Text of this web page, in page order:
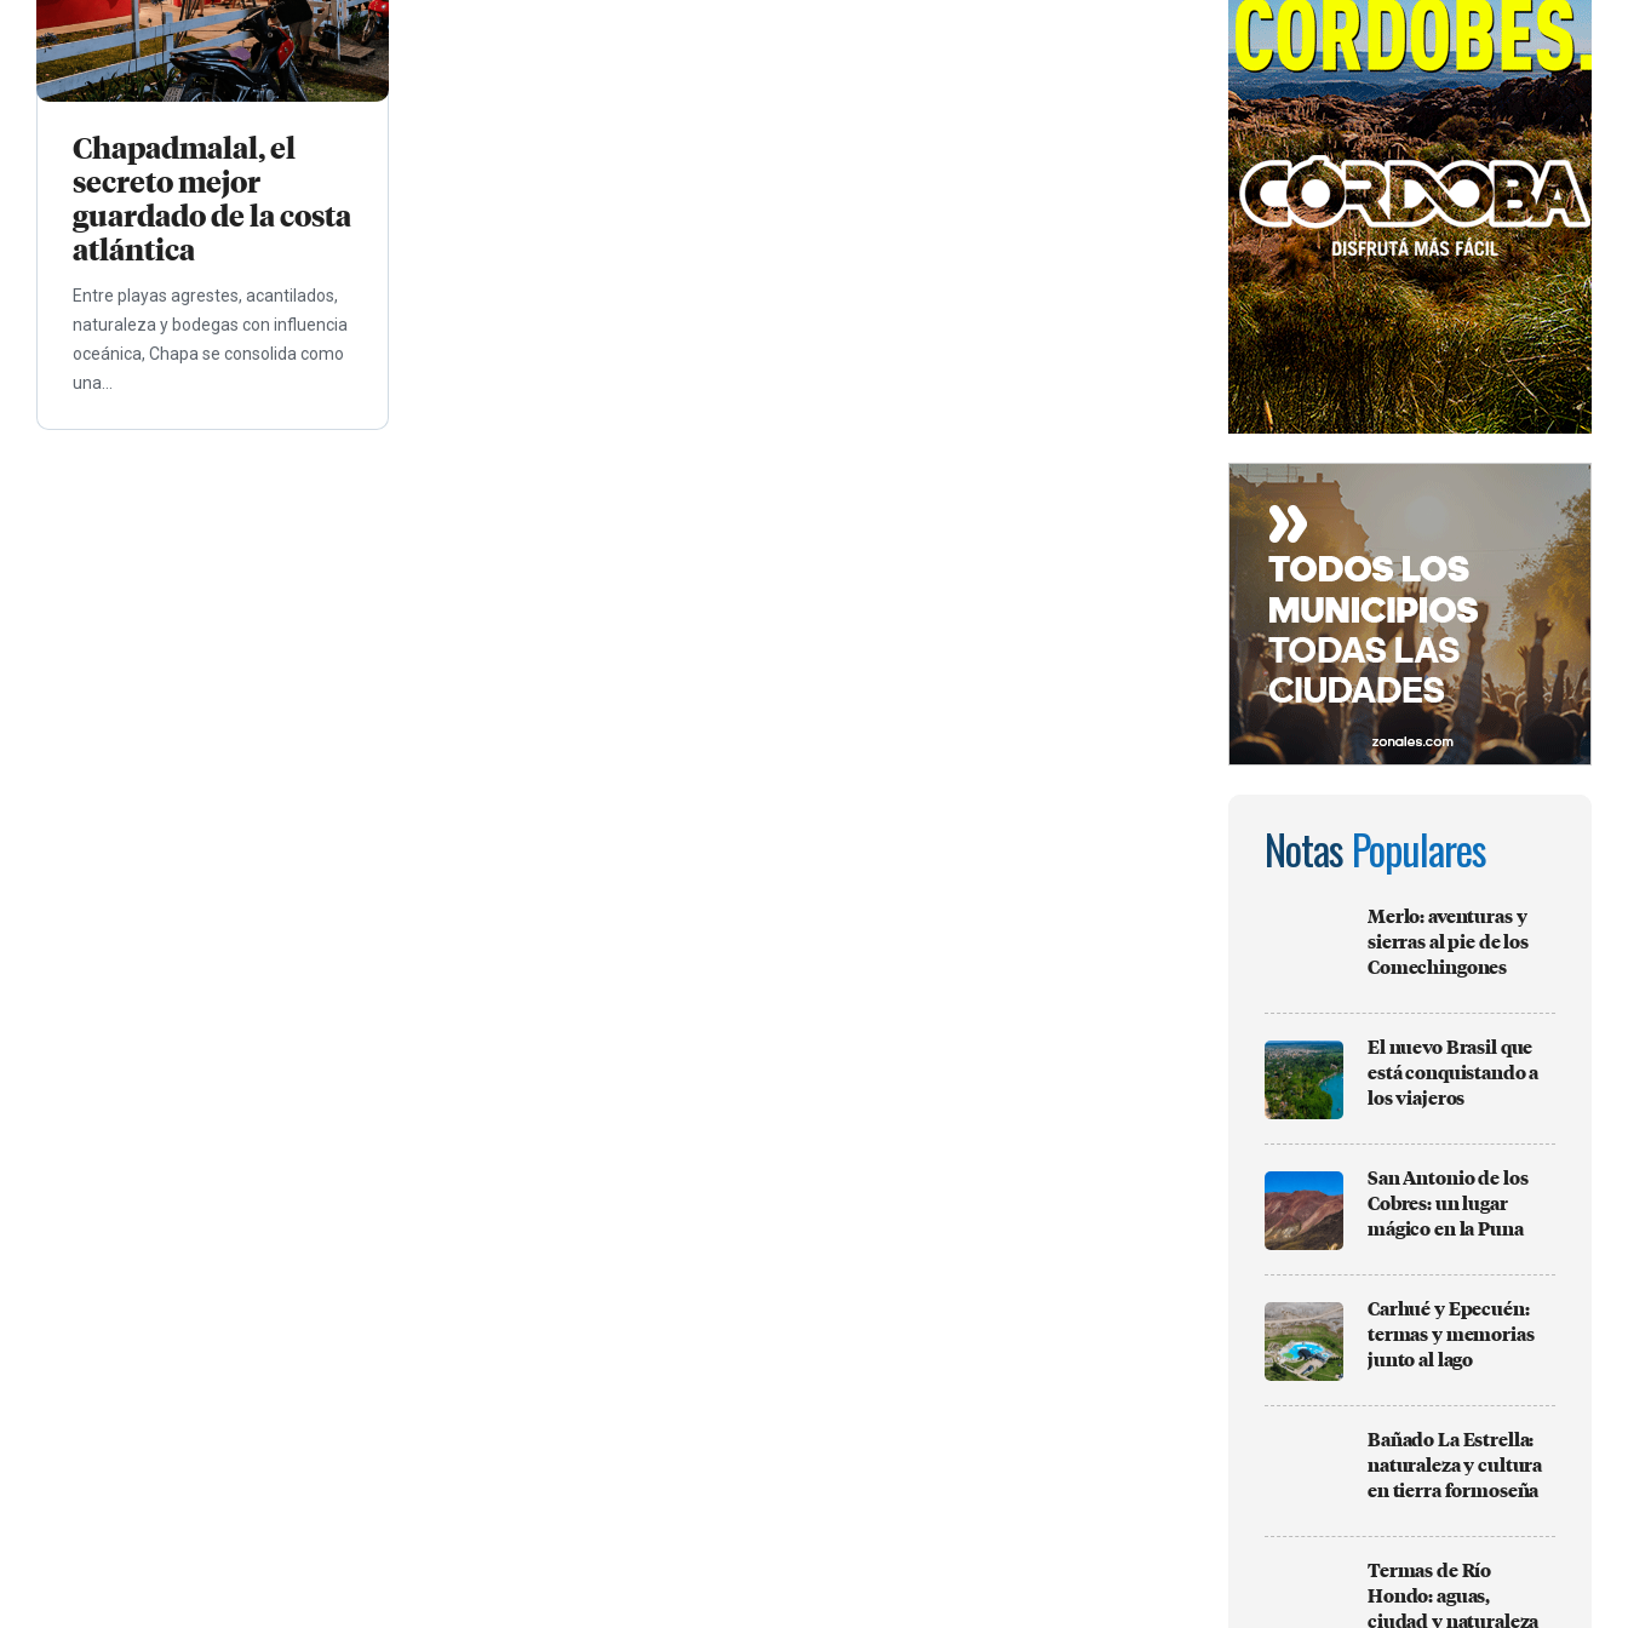
Chapadmalal, el
secreto mejor
guardado de la costa
atlántica
Entre playas agrestes, acantilados,
naturaleza y bodegas con influencia
oceánica, Chapa se consolida como
una...
NotasPopulares
Merlo: aventuras y
sierras al pie de los
Comechingones
El nuevo Brasil que
está conquistando a
los viajeros
San Antonio de los
Cobres: un lugar
mágico en la Puna
Carhué y Epecuén:
termas y memorias
junto al lago
Bañado La Estrella:
naturaleza y cultura
en tierra formoseña
Termas de Río
Hondo: aguas,
ciudad y naturaleza